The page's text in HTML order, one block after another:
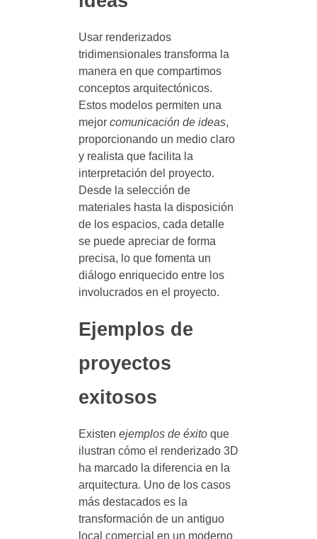
Usar renderizados
tridimensionales transforma la
manera en que compartimos
conceptos arquitectónicos.
Estos modelos permiten una
mejor comunicación de ideas,
proporcionando un medio claro
y realista que facilita la
interpretación del proyecto.
Desde la selección de
materiales hasta la disposición
de los espacios, cada detalle
se puede apreciar de forma
precisa, lo que fomenta un
diálogo enriquecido entre los
involucrados en el proyecto.
Ejemplos de
proyectos
exitosos
Existen ejemplos de éxitoque
ilustran cómo el renderizado 3D
ha marcado la diferencia en la
arquitectura. Uno de los casos
más destacados es la
transformación de un antiguo
local comercial en un moderno